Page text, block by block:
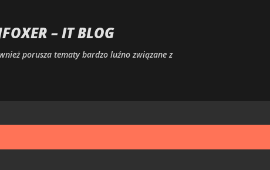
– IT BLOG
porusza tematy bardzo luźno związane z